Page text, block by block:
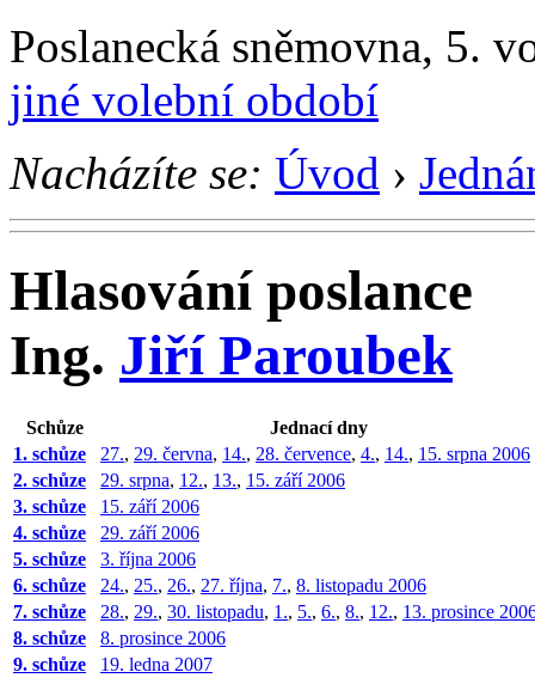
Poslanecká sněmovna, 5.
jiné volební období
Nacházíte se: Úvod ›
Hlasování poslance
Ing. Jiří Paroubek
Schůze
Jednací dny
1. schůze
27., 29. června, 14., 28. července, 4., 14., 15. srpna 2006
2. schůze
29. srpna, 12., 13., 15. září 2006
3. schůze
15. září 2006
4. schůze
29. září 2006
5. schůze
3. října 2006
6. schůze
24., 25., 26., 27. října, 7., 8. listopadu 2006
7. schůze
28., 29., 30. listopadu, 1., 5., 6., 8., 12., 13. prosince
8. schůze
8. prosince 2006
9. schůze
19. ledna 2007